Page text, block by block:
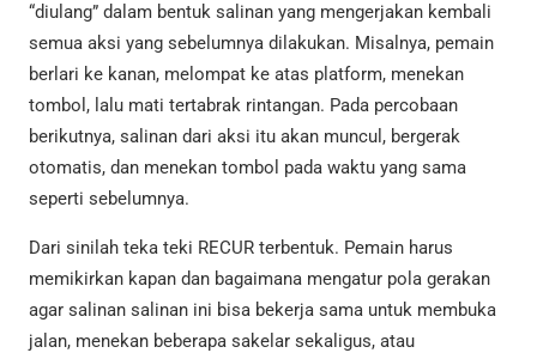
“diulang” dalam bentuk salinan yang mengerjakan kembali
semua aksi yang sebelumnya dilakukan. Misalnya, pemain
berlari ke kanan, melompat ke atas platform, menekan
tombol, lalu mati tertabrak rintangan. Pada percobaan
berikutnya, salinan dari aksi itu akan muncul, bergerak
otomatis, dan menekan tombol pada waktu yang sama
seperti sebelumnya.
Dari sinilah teka teki RECUR terbentuk. Pemain harus
memikirkan kapan dan bagaimana mengatur pola gerakan
agar salinan salinan ini bisa bekerja sama untuk membuka
jalan, menekan beberapa sakelar sekaligus, atau